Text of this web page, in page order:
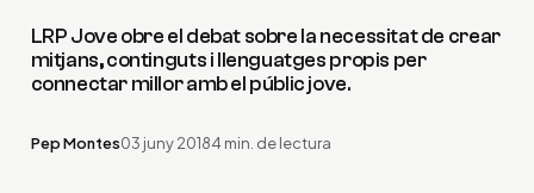
LRP Jove obre el debat sobre la necessitat de crear
mitjans, continguts i llenguatges propis per
connectar millor amb el públic jove.
Pep Montes03 juny 20184 min. de lectura